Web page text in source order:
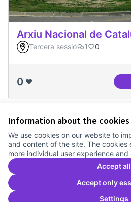
Information about the
We use cookies on our website to
and content of the site. The cookies
more individual user experience and
Accept all
Accept only
Settings
Arxiu Nacional de
Tercera sessió 1 0
0 ❤️
Cookie settings
Comunitat Canòdrom at Facebook
(External link)
Comunitat Canòdrom at Instagram
(External link)
Comunitat Canòdrom at YouTube
(External link)
English
Triar la llenguaElegir el idiomaChoose